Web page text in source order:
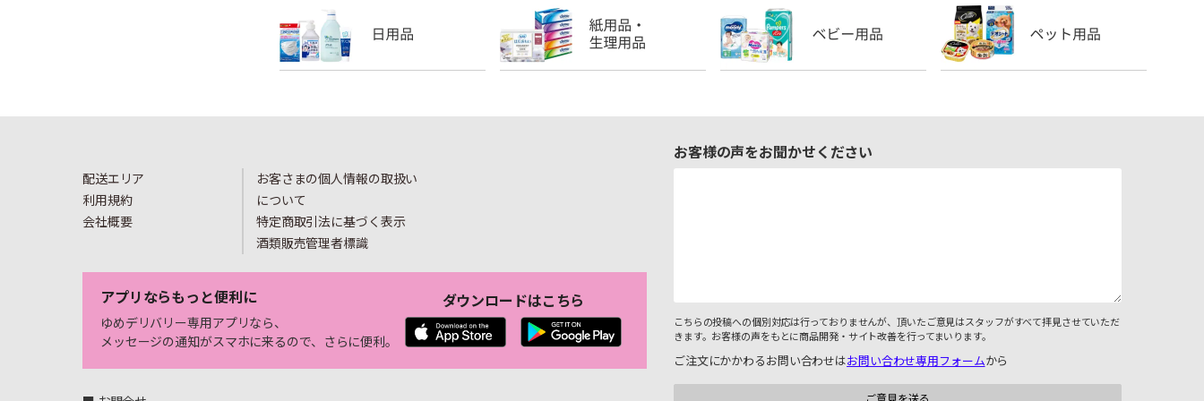
配送エリア
利用規約
会社概要
お客さまの個人情報の取扱い
について
特定商取引法に基づく表示
酒類販売管理者標識
アプリならもっと便利に
ゆめデリバリー専用アプリなら、
メッセージの通知がスマホに来るので、さらに便利。
ダウンロードはこちら
お客様の声をお聞かせください
こちらの投稿への個別対応は行っておりませんが、頂いたご意見はスタッフがすべて拝見させていただ
きます。お客様の声をもとに商品開発・サイト改善を行ってまいります。
ご注文にかかわるお問い合わせはお問い合わせ専用フォームから